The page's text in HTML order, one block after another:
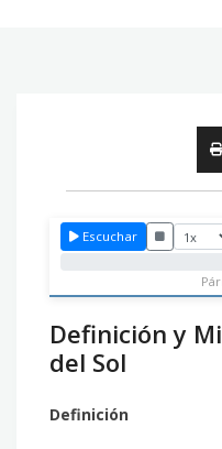
Escuchar
Definición y
del Sol
Definición